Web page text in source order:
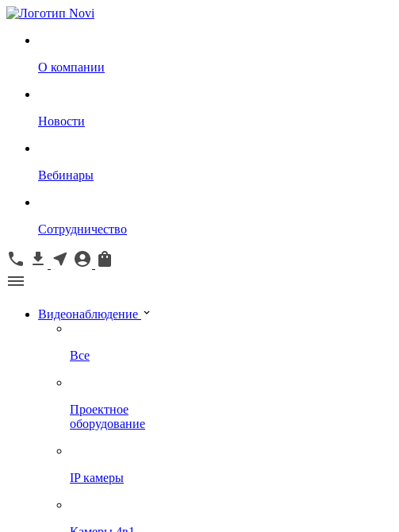
О компании
Новости
Вебинары
Сотрудничество
Видеонаблюдение
Все
Проектное
оборудование
IP камеры